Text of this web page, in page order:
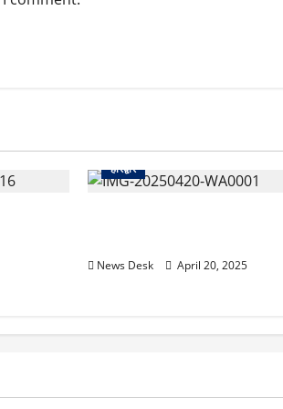
हरिद्वार
News Desk April 20, 2025